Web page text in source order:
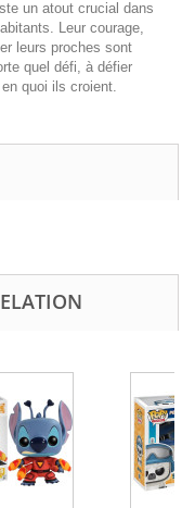
un atout crucial dans
Leur courage,
leurs proches sont
quel défi, à défier
quoi ils croient.